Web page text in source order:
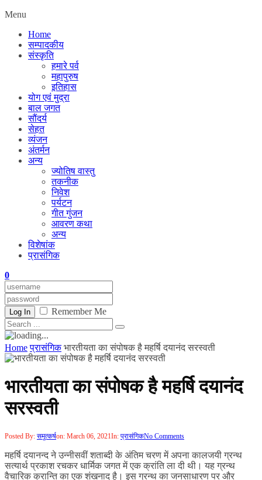
Menu
Home
सम्पादकीय
संस्कृति
हमारे पर्व
महापुरुष
इतिहास
योग एवं मुद्रा
बाल जगत
सौंदर्य
सेहत
व्यंजन
अंतर्मन
अन्य
ज्योतिष वास्तु
तकनीक
निवेश
पर्यटन
गीत गुंजन
आवरण कथा
अन्य
विशेषांक
प्रासंगिक
0
Log In Remember Me
Home प्रासंगिक भारतीयता का संपोषक है महर्षि दयानंद सरस्वती
भारतीयता का संपोषक है महर्षि दयानंद
सरस्वती
Posted By: समुत्कर्षon: March 06, 2021In: प्रासंगिकNo Comments
महर्षि दयानन्द ने उन्नीसवीं शताब्दी के अंतिम चरण में अपना कालजयी ग्रन्थ
सत्यार्थ प्रकाश रचकर धार्मिक जगत में एक क्रांति ला दी थी। यह ग्रन्थ
वैचारिक क्रान्ति का एक शंखनाद है। इस ग्रन्थ का जनसाधारण पर और